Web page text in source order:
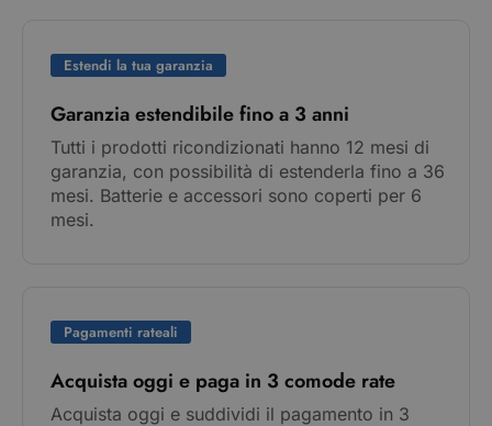
Estendi la tua garanzia
Garanzia estendibile fino a 3 anni
Tutti i prodotti ricondizionati hanno 12 mesi di
garanzia, con possibilità di estenderla fino a 36
mesi. Batterie e accessori sono coperti per 6
mesi.
Pagamenti rateali
Acquista oggi e paga in 3 comode rate
Acquista oggi e suddividi il pagamento in 3